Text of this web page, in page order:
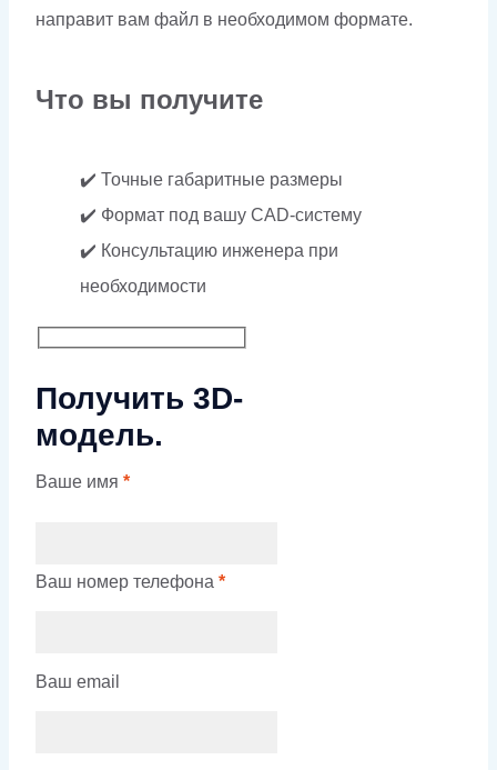
направит вам файл в необходимом формате.
Что вы получите
✔️ Точные габаритные размеры
✔️ Формат под вашу CAD-систему
✔️ Консультацию инженера при
необходимости
Получить 3D-
модель.
Ваше имя *
Ваш номер телефона *
Ваш email